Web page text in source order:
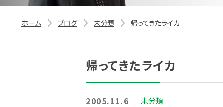
ホーム ブログ 未分類 帰ってきたライカ
帰ってきたライカ
2005.11.6 未分類